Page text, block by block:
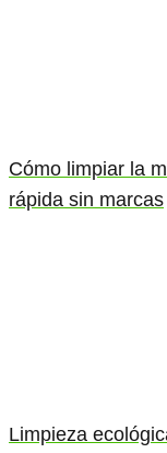
Cómo limpiar la
rápida sin marcas
Limpieza